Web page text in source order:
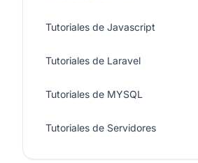
Tutoriales de Javascript
Tutoriales de Laravel
Tutoriales de MYSQL
Tutoriales de Servidores